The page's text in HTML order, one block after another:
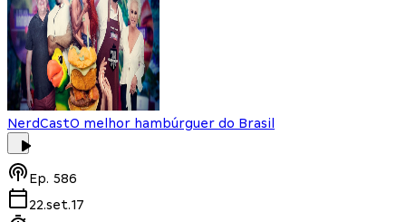
NerdCastO melhor hambúrguer do Brasil
Ep. 586
22.set.17